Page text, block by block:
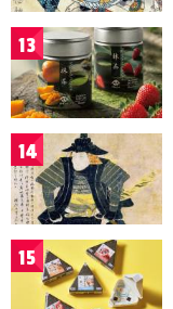
13
14
15